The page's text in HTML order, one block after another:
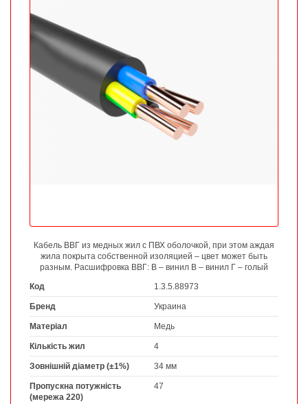
Кабель ВВГ из медных жил с ПВХ оболочкой, при этом аждая
жила покрыта собственной изоляцией – цвет может быть
разным. Расшифровка ВВГ: В – винил В – винил Г – голый
Код
1.3.5.88973
Бренд Украина
Матеріал Медь
Кількість жил 4
Зовнішній діаметр (±1%) 34 мм
Пропускна потужність
(мережа 220)
47